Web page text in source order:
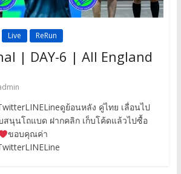
Live ReRun
| DAY-6 | All England
ดูย้อนหลัง คู่ไทย เลื่อนไป
สนุนโถแบด ฝากคลิก เก็บโค้ดแล้วไปซื้อ
ขอบคุณค่า